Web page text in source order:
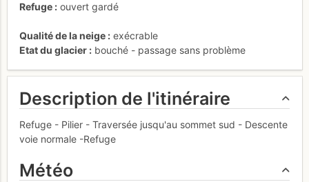
Refuge
ouvert gardé
Qualité de la neige
exécrable
Etat du glacier
bouché - passage sans problème
Description de l'itinéraire
Refuge - Pilier - Traversée jusqu'au sommet sud - Descente
voie normale -Refuge
Météo